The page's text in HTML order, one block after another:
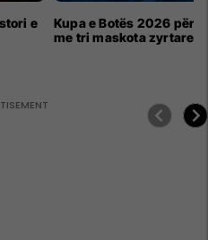
e
Kupa e Botës 2026 për
me tri maskota zyrtare